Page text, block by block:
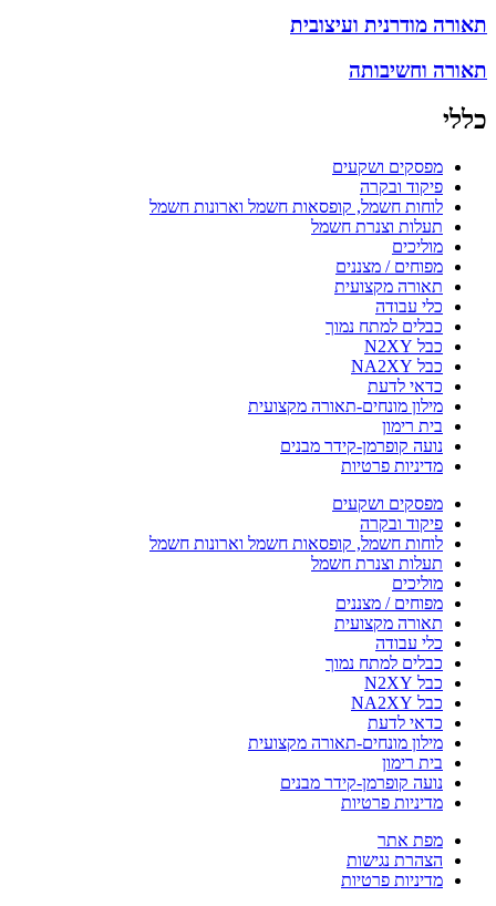
תאורה מודרנית ועיצובית
תאורה וחשיבותה
כללי
מפסקים ושקעים
פיקוד ובקרה
לוחות חשמל, קופסאות חשמל וארונות חשמל
תעלות וצנרת חשמל
מוליכים
מפוחים / מצננים
תאורה מקצועית
כלי עבודה
כבלים למתח נמוך
כבל N2XY
כבל NA2XY
כדאי לדעת
מילון מונחים-תאורה מקצועית
בית רימון
נועה קופרמן-קידר מבנים
מדיניות פרטיות
מפסקים ושקעים
פיקוד ובקרה
לוחות חשמל, קופסאות חשמל וארונות חשמל
תעלות וצנרת חשמל
מוליכים
מפוחים / מצננים
תאורה מקצועית
כלי עבודה
כבלים למתח נמוך
כבל N2XY
כבל NA2XY
כדאי לדעת
מילון מונחים-תאורה מקצועית
בית רימון
נועה קופרמן-קידר מבנים
מדיניות פרטיות
מפת אתר
הצהרת נגישות
מדיניות פרטיות